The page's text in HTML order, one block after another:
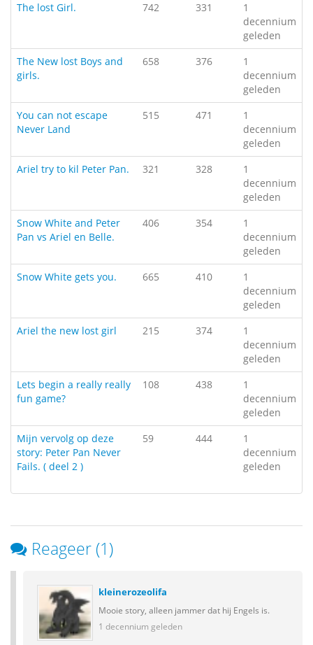
The lost Girl.
742 331
1
decennium
geleden
The New lost Boys and
girls.
658 376
1
decennium
geleden
You can not escape
Never Land
515 471
1
decennium
geleden
Ariel try to kil Peter Pan.
321 328
1
decennium
geleden
Snow White and Peter
Pan vs Ariel en Belle.
406 354
1
decennium
geleden
Snow White gets you.
665 410
1
decennium
geleden
Ariel the new lost girl
215 374
1
decennium
geleden
Lets begin a really really
fun game?
108 438
1
decennium
geleden
Mijn vervolg op deze
story: Peter Pan Never
Fails. ( deel 2 )
59 444
1
decennium
geleden
Reageer (1)
kleinerozeolifa
Mooie story, alleen jammer dat hij Engels is.
1 decennium geleden